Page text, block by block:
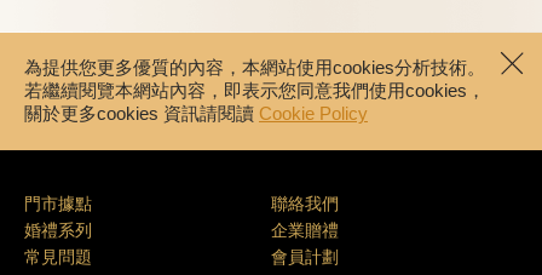
為提供您更多優質的內容，本網站使用cookies分析技術。
若繼續閱覽本網站內容，即表示您同意我們使用cookies，
關於更多cookies 資訊請閱讀 Cookie Policy
門市據點
聯絡我們
婚禮系列
企業贈禮
常見問題
會員計劃